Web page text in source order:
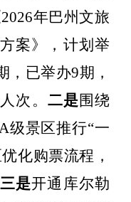
2026年巴州文旅
案》，计划举
，已举办9期，
人次。 二是围绕
级景区推行“一
化购票流程，
三是开通库尔勒